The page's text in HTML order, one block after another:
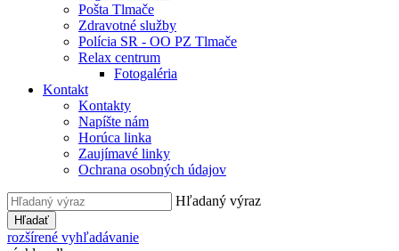
Pošta Tlmače
Zdravotné služby
Polícia SR - OO PZ Tlmače
Relax centrum
Fotogaléria
Kontakt
Kontakty
Napíšte nám
Horúca linka
Zaujímavé linky
Ochrana osobných údajov
Hľadaný výraz
Hľadať
rozšírené vyhľadávanie